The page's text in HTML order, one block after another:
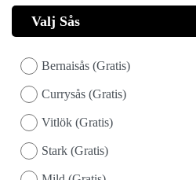
Valj Sås
Bernaisås (Gratis)
Currysås (Gratis)
Vitlök (Gratis)
Stark (Gratis)